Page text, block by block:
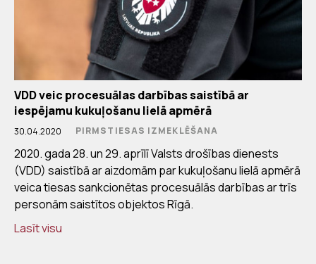
VDD veic procesuālas darbības saistībā ar
iespējamu kukuļošanu lielā apmērā
30.04.2020 PIRMSTIESAS IZMEKLĒŠANA
2020. gada 28. un 29. aprīlī Valsts drošības dienests
(VDD) saistībā ar aizdomām par kukuļošanu lielā apmērā
veica tiesas sankcionētas procesuālās darbības ar trīs
personām saistītos objektos Rīgā.
Lasīt visu